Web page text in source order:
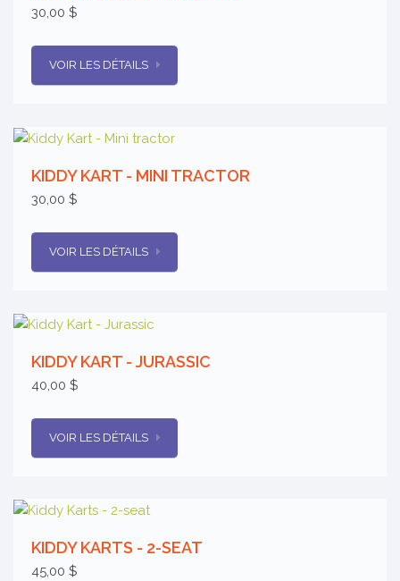
30,00 $
VOIR LES DÉTAILS
KIDDY KART - MINI TRACTOR
30,00 $
VOIR LES DÉTAILS
KIDDY KART - JURASSIC
40,00 $
VOIR LES DÉTAILS
KIDDY KARTS - 2-SEAT
45,00 $